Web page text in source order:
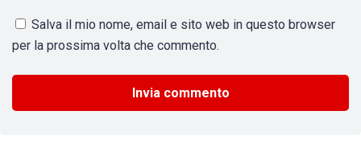
Salva il mio nome, email e sito web in questo browser
per la prossima volta che commento.